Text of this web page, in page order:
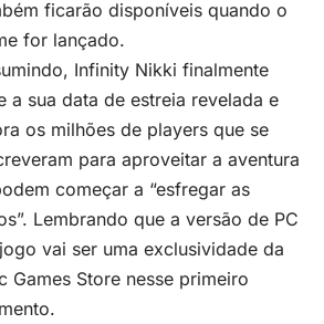
ficarão disponíveis quando o
for lançado.
Infinity Nikki finalmente
a sua data de estreia revelada e
os milhões de players que se
para aproveitar a aventura
começar a “esfregar as
Lembrando que a versão de PC
vai ser uma exclusividade da
Games Store nesse primeiro